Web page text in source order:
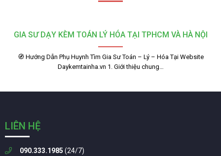
GIA SƯ DẠY KÈM TOÁN LÝ HÓA TẠI TPHCM VÀ HÀ NỘI
🧭 Hướng Dẫn Phụ Huynh Tìm Gia Sư Toán – Lý – Hóa Tại Website
Daykemtainha.vn 1. Giới thiệu chung…
LIÊN HỆ
090.333.1985 (24/7)